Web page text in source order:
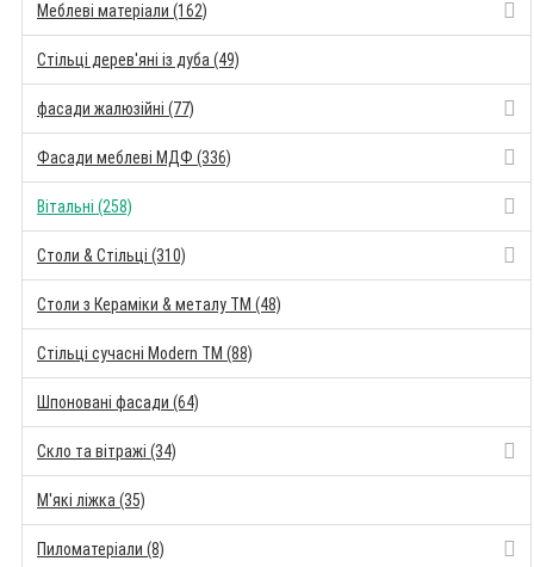
Меблеві матеріали (162)
Стільці дерев'яні із дуба (49)
фасади жалюзійні (77)
Фасади меблеві МДФ (336)
Вітальні (258)
Столи & Стільці (310)
Столи з Кераміки & металу TM (48)
Стільці сучасні Modern TM (88)
Шпоновані фасади (64)
Скло та вітражі (34)
М'які ліжка (35)
Пиломатеріали (8)